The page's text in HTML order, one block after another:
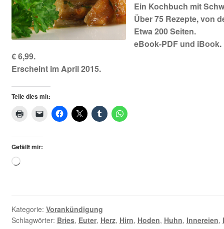
Ein Kochbuch mit
Über 75 Rezepte, von
Etwa 200 Seiten.
eBook-PDF und iBook.
€ 6,99.
Erscheint im April 2015.
Teile dies mit:
Gefällt mir:
Loading…
Kategorie: Vorankündigung
Schlagwörter: Bries, Euter, Herz, Hirn, Hoden, Huhn, Innereien,